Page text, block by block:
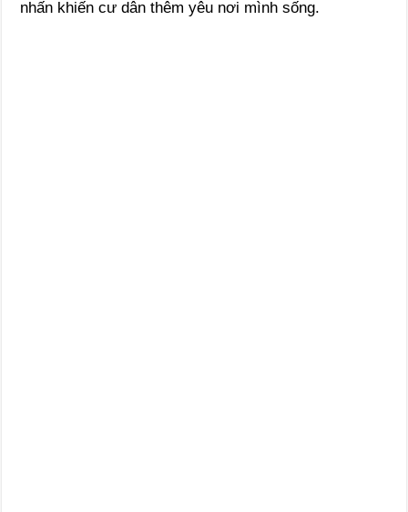
nhấn khiến cư dân thêm yêu nơi mình sống.